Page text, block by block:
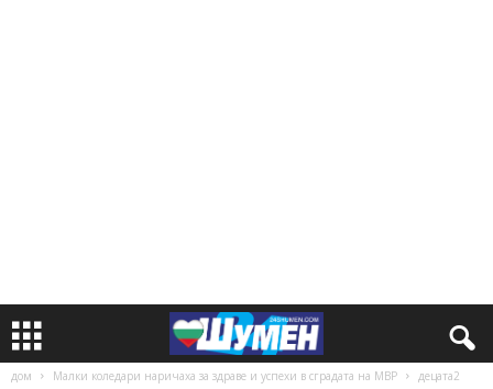
дом Малки коледари наричаха за здраве и успехи в сградата на МВР децата2